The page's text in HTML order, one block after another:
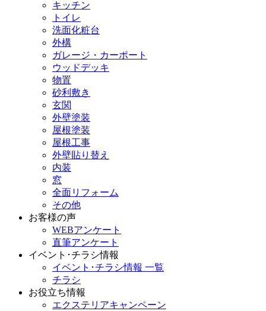
キッチン
トイレ
洗面化粧台
外構
ガレージ・カーポート
ウッドデッキ
物置
砂利敷き
玄関
外壁塗装
屋根塗装
屋根工事
外壁貼り替え
内装
窓
全面リフォーム
その他
お客様の声
WEBアンケート
直筆アンケート
イベント･チラシ情報
イベント･チラシ情報 一覧
チラシ
お役立ち情報
エクステリアキャンペーン